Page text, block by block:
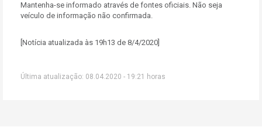
Mantenha-se informado através de fontes oficiais. Não seja
veículo de informação não confirmada.
[Notícia atualizada às 19h13 de 8/4/2020]
Última atualização: 08.04.2020 - 19:21 horas